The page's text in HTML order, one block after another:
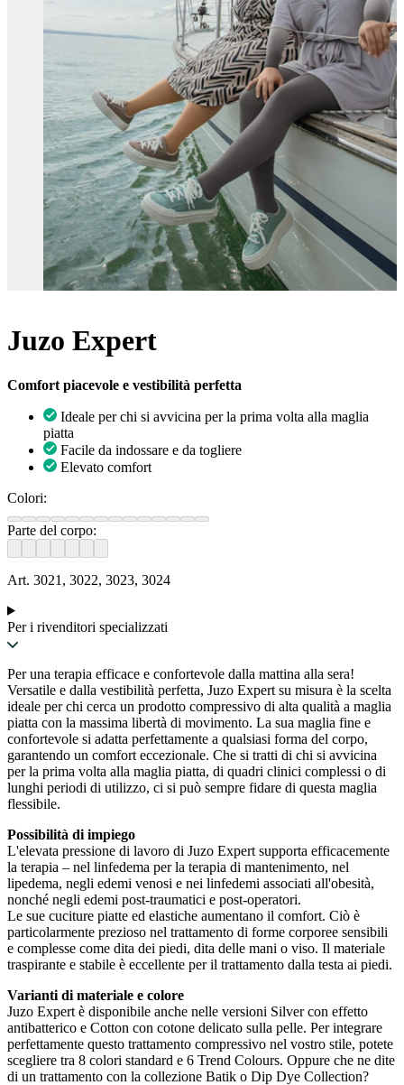
Juzo Expert
Comfort piacevole e vestibilità perfetta
Ideale per chi si avvicina per la prima volta alla maglia
piatta
Facile da indossare e da togliere
Elevato comfort
Colori:
Parte del corpo:
Art. 3021, 3022, 3023, 3024
Per i rivenditori specializzati
Per una terapia efficace e confortevole dalla mattina alla sera!
Versatile e dalla vestibilità perfetta, Juzo Expert su misura è la scelta
ideale per chi cerca un prodotto compressivo di alta qualità a maglia
piatta con la massima libertà di movimento. La sua maglia fine e
confortevole si adatta perfettamente a qualsiasi forma del corpo,
garantendo un comfort eccezionale. Che si tratti di chi si avvicina
per la prima volta alla maglia piatta, di quadri clinici complessi o di
lunghi periodi di utilizzo, ci si può sempre fidare di questa maglia
flessibile.
Possibilità di impiego
L'elevata pressione di lavoro di Juzo Expert supporta efficacemente
la terapia – nel linfedema per la terapia di mantenimento, nel
lipedema, negli edemi venosi e nei linfedemi associati all'obesità,
nonché negli edemi post-traumatici e post-operatori.
Le sue cuciture piatte ed elastiche aumentano il comfort. Ciò è
particolarmente prezioso nel trattamento di forme corporee sensibili
e complesse come dita dei piedi, dita delle mani o viso. Il materiale
traspirante e stabile è eccellente per il trattamento dalla testa ai piedi.
Varianti di materiale e colore
Juzo Expert è disponibile anche nelle versioni Silver con effetto
antibatterico e Cotton con cotone delicato sulla pelle. Per integrare
perfettamente questo trattamento compressivo nel vostro stile, potete
scegliere tra 8 colori standard e 6 Trend Colours. Oppure che ne dite
di un trattamento con la collezione Batik o Dip Dye Collection?